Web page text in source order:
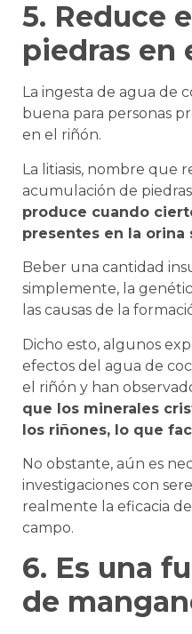
5. Reduce
piedras en
La ingesta de agua de
buena para personas
en el riñón.
La litiasis, nombre que
acumulación de
produce cuando
presentes en la orina
Beber una cantidad
simplemente, la
las causas de la
Dicho esto, algunos
efectos del agua de
el riñón y han
que los minerales
los riñones, lo que
No obstante, aún es
investigaciones con
realmente la eficacia
campo.
6. Es una
de